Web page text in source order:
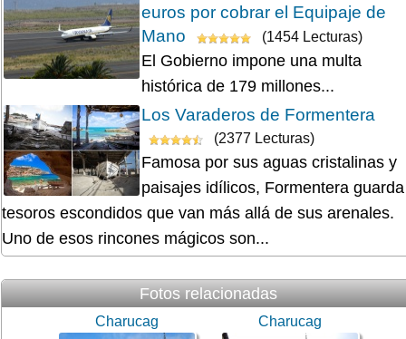
euros por cobrar el Equipaje de
Mano
(1454 Lecturas)
El Gobierno impone una multa
histórica de 179 millones...
Los Varaderos de Formentera
(2377 Lecturas)
Famosa por sus aguas cristalinas y
paisajes idílicos, Formentera guarda
tesoros escondidos que van más allá de sus arenales.
Uno de esos rincones mágicos son...
Fotos relacionadas
Charucag Charucag